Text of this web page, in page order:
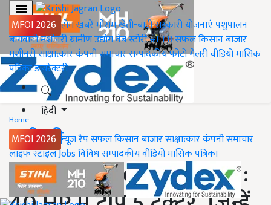
MFOI 2026 होमख़बरेंमौसमखेती-बाड़ीसरकारी योजनाएंपशुपालन
बागवानीमशीनरीग्रामीण उद्योगवेब स्टोरी#FTBसफल किसानबाजार
मशीनरीसाक्षात्कारकंपनी समाचारसम्पादकीयफोटो गैलरीवीडियोमासिक
पत्रिकाडायरेक्टरी
हिंदी
MFOI 2026 न्यूज़ रैपसफल किसानबाजारसाक्षात्कारकंपनी समाचार
लाइफ स्टाइलJobsविविधसम्पादकीयवीडियोमासिक पत्रिका
Home
मशीनरी
Top 5 Tractor in 40 HP :